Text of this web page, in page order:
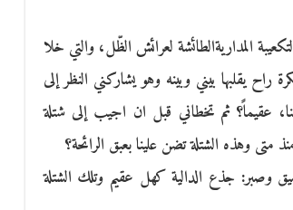
المداريةالطائشة لعرائش الظّل، والتي خلا
يقلبها بيني وبينه وهو يشاركني النظر إلى
عقيماً؟ ثم تخطاني قبل ان اجيب إلى شتلة
متى وهذه الشتلة تضن علينا بعبق الرائحة؟
وصبر: جذع الدالية كهل عقيم وتلك الشتلة